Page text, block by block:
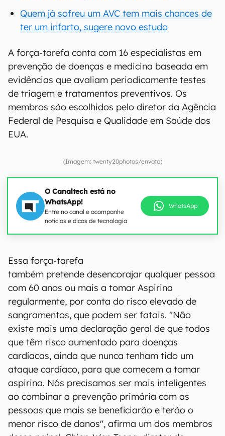
Quem já sofreu um AVC tem mais chances de
ter um infarto, sugere novo estudo
A força-tarefa conta com 16 especialistas em
prevenção de doenças e medicina baseada em
evidências que avaliam periodicamente testes
de triagem e tratamentos preventivos. Os
membros são escolhidos pelo diretor da Agência
Federal de Pesquisa e Qualidade em Saúde dos
EUA.
(Imagem: twenty20photos/envato)
O Canaltech está no
WhatsApp!
Entre no canal e acompanhe
notícias e dicas de tecnologia
WhatsApp
Essa força-tarefa
também pretende desencorajar qualquer pessoa
com 60 anos ou mais a tomar Aspirina
regularmente, por conta do risco elevado de
sangramentos, que podem ser fatais. "Não
existe mais uma declaração geral de que todos
que têm risco aumentado para doenças
cardíacas, ainda que nunca tenham tido um
ataque cardíaco, para que comecem a tomar
aspirina. Nós precisamos ser mais inteligentes
ao combinar a prevenção primária com as
pessoas que mais se beneficiarão e terão o
menor risco de danos", afirma um dos membros